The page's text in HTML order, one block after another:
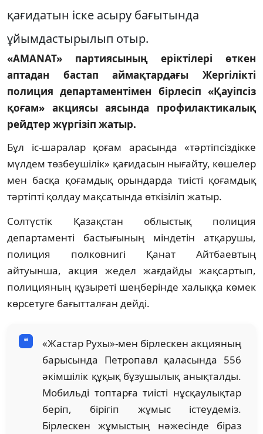
қағидатын іске асыру бағытында
ұйымдастырылып отыр.
«AMANAT» партиясының еріктілері өткен
аптадан бастап аймақтардағы Жергілікті
полиция департаментімен бірлесіп «Қауіпсіз
қоғам» акциясы аясында профилактикалық
рейдтер жүргізіп жатыр.
Бұл іс-шаралар қоғам арасында «тәртіпсіздікке
мүлдем төзбеушілік» қағидасын нығайту, көшелер
мен басқа қоғамдық орындарда тиісті қоғамдық
тәртіпті қолдау мақсатында өткізіліп жатыр.
Солтүстік Қазақстан облыстық полиция
департаменті бастығының міндетін атқарушы,
полиция полковнигі Қанат Айтбаевтың
айтуынша, акция жедел жағдайды жақсартып,
полицияның құзыреті шеңберінде халыққа көмек
көрсетуге бағытталған дейді.
«Жастар Рухы»-мен бірлескен акцияның
барысында Петропавл қаласында 556
әкімшілік құқық бұзушылық анықталды.
Мобильді топтарға тиісті нұсқаулықтар
беріп, бірігіп жұмыс істеудеміз.
Бірлескен жұмыстың нәжесінде біраз